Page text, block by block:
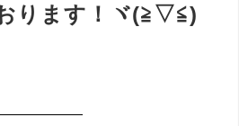
ります！ヾ(≧▽≦)